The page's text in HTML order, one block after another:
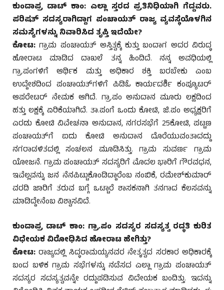
ಕುಂದಾಪ್ರ ಡಾಟ್ ಕಾಂ: ಎಲ್ಲಾ ಸ್ತರದ ಪ್ರತಿನಿಧಿಯಾಗಿ ಗೆದ್ದವರು.
ಪರಿಷತ್ ಸದಸ್ಯರಾಗಿದ್ದಾಗ ಪಂಚಾಯತ್ ರಾಜ್ಯ ವ್ಯವಸ್ಥೆಯೊಳಗಿನ
ಸಮಸ್ಯೆಗಳನ್ನು ನಿವಾರಿಸಿದ ತೃಪ್ತಿ ಇದೆಯೇ?
ಕೋಟ: ಗ್ರಾಮ ಪಂಚಾಯತ್ ಅಸ್ತಿತ್ವಕ್ಕೆ ಕುತ್ತು ಬಂದಾಗ ಅದರ ವಿರುದ್ಧ
ಹೋರಾಟ ಮಾಡಿದ ದಾಖಲೆ ತನ್ನ ಹಿಂದಿದೆ. ನನ್ನ ಅವಧಿಯಲ್ಲಿ
ಗ್ರಾ.ಪಂಗಳಿಗೆ ಆರ್ಥಿಕ ಮತ್ತು ಅಧಿಕಾರ ಶಕ್ತಿ ಬರಬೇಕು ಎಂಬ
ಉದ್ದೇಶದಿಂದ ಪಂಚಾಯತ್‌ಗಳಿಗೆ ಪಿಡಿಓ ಕಾರ್ಯದರ್ಶಿ ಕಂಪ್ಯೂಟರ್
ಆಪರೇಟರ್ ನೇಮಕ ಆಗಿದೆ. ಗ್ರಾ.ಪಂ ಅನುದಾನ ಮೂರು ಲಕ್ಷದಿಂದ
ಹತ್ತು ಲಕ್ಷಕ್ಕೆ ಏರಿಕೆಯಾಗಿದೆ. ತಾ.ಪಂಗೆ ಒಂದು ಕೋಟಿ, ಜಿ.ಪಂ ಅಧ್ಯಕ್ಷರಿಗೆ
ಎರಡು ಕೋಟಿ ವಿವೇಚನಾ ಅನುದಾನ, ನಗರಸಭೆಗೆ 25ಕೋಟಿ, ಪಟ್ಟಣ
ಪಂಚಾಯತ್‌ಗೆ ಐದು ಕೋಟಿ ಅನುದಾನ ದೊರೆಯುವಂತಾದದ್ದು
ನಗರಾಡಳಿತದಲ್ಲಿ ಸಂಚಲನ ಮೂಡಿಸಿತ್ತು. ಗ್ರಾಮ ಸುವರ್ಣ ಗ್ರಾಮ
ಯೋಜನೆ. ಗ್ರಾಮ ಪಂಚಾಯತ್ ಸದಸ್ಯರಿಗೆ ಮೊದಲ ಭಾರಿಗೆ ಗೌರವಧನ,
ಇವೆಲ್ಲವನ್ನು ಜನ ನೆನಪಿಟ್ಟುಕೊಂಡಿದ್ದಾರೆಂಬ ನಂಬಿಕೆ, ರಮೇಶ್‌ಕುಮಾರ್
ವರದಿ ಜಾರಿಗೆ ತರುವ ಬಗ್ಗೆ ಒಟ್ಟಾರೆ ಶಾಸಕನಾಗಿ ತನಗಾದ ಕೆಲಸವನ್ನು
ಮಾಡಿದ್ದೇನೆಂಬ ವಿಶ್ವಾಸವಿದೆ.
ಕುಂದಾಪ್ರ ಡಾಟ್ ಕಾಂ: ಗ್ರಾ.ಪಂ ಸದಸ್ಯರ ಸದಸ್ಯತ್ವ ರದ್ಧತಿ ಕುರಿತ
ವಿಧೇಯಕ ವಿರೋಧಿಸಿದ ಹೋರಾಟ ಹೇಗಿತ್ತು?
ಕೋಟ: ರಾಜ್ಯದಲ್ಲಿ ಸಿದ್ಧರಾಮಯ್ಯನವರ ನೇತೃತ್ವದ ಸರಕಾರ ಅಧಿಕಾರಕ್ಕೆ
ಬಂದ ಬಳಿಕ ಗ್ರಾಮ ಸಭೆಗಳನ್ನು ನಡೆಸದ ಎಲ್ಲಾ ಗ್ರಾಮ ಪಂಚಾಯತ್
ಸದಸ್ಯರ ಸದಸ್ಯತ್ವವನ್ನೇ ರದ್ದುಪಡಿಸುವ ವಿದೇಯಕ ಬಂದಿತ್ತು. ಇದನ್ನು